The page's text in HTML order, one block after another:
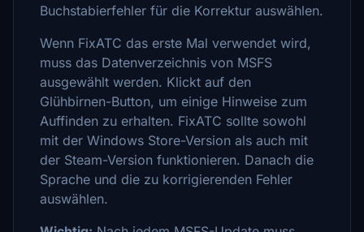
Buchstabierfehler für die Korrektur auswählen.
Wenn FixATC das erste Mal verwendet wird,
muss das Datenverzeichnis von MSFS
ausgewählt werden. Klickt auf den
Glühbirnen-Button, um einige Hinweise zum
Auffinden zu erhalten. FixATC sollte sowohl
mit der Windows Store-Version als auch mit
der Steam-Version funktionieren. Danach die
Sprache und die zu korrigierenden Fehler
auswählen.